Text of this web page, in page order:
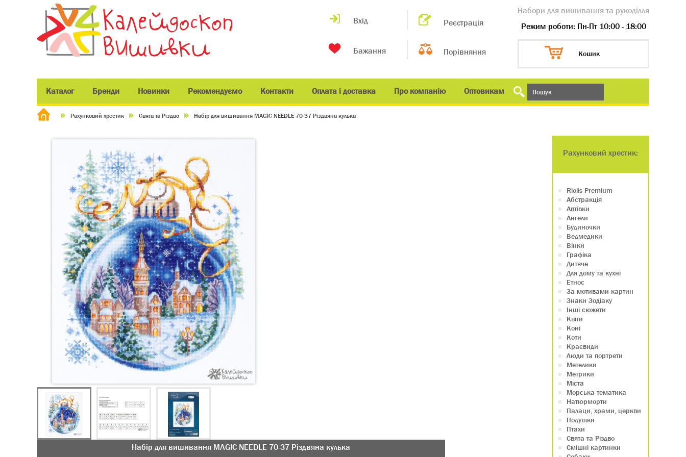
Вхід Реєстрація
Бажання Порівняння
Набори для вишивання та рукоділля
Режим роботи: Пн-Пт 10:00 - 18:00
Кошик
Каталог Бренди Новинки Рекомендуємо Контакти Оплата і доставка Про компанію Оптовикам
Рахунковий хрестик Свята та Різдво Набір для вишивання MAGIC NEEDLE 70-37 Різдвяна кулька
Набір для вишивання MAGIC NEEDLE 70-37 Різдвяна кулька
Рахунковий хрестик:
Riolis Premium
Абстракція
Автівки
Ангели
Будиночки
Ведмедики
Вінки
Графіка
Дитяче
Для дому та кухні
Етнос
За мотивами картин
Знаки Зодіаку
Інші сюжети
Квіти
Коні
Коти
Краєвиди
Люди та портрети
Метелики
Метрики
Міста
Морська тематика
Натюрморти
Палаци, храми, церкви
Подушки
Птахи
Свята та Різдво
Смішні картинки